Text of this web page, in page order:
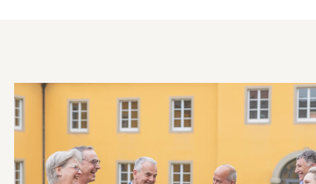
Dauer: max. 1,5 Stunden
Kostenbeitrag: 23 € pro Person, 10% € Ermäßigung mit
Max. 30 Personen
Die Gästekarte muss am Veranstaltungstag vor Einlass